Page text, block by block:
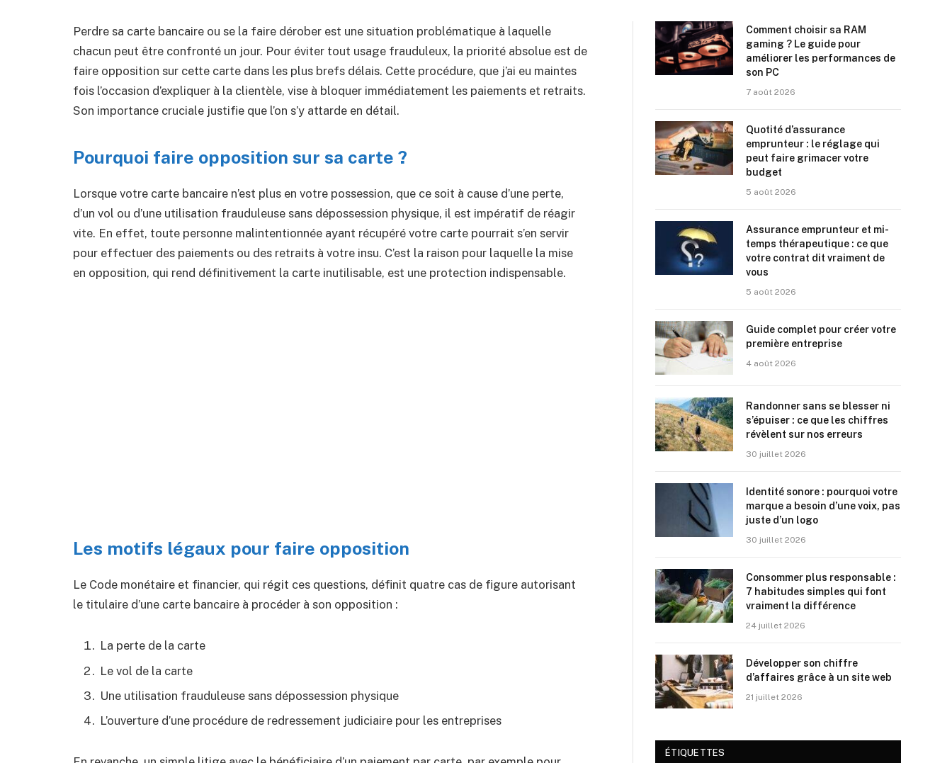
Perdre sa carte bancaire ou se la faire dérober est une situation problématique à laquelle
chacun peut être confronté un jour. Pour éviter tout usage frauduleux, la priorité absolue est de
faire opposition sur cette carte dans les plus brefs délais. Cette procédure, que j’ai eu maintes
fois l’occasion d’expliquer à la clientèle, vise à bloquer immédiatement les paiements et retraits.
Son importance cruciale justifie que l’on s’y attarde en détail.
Pourquoi faire opposition sur sa carte ?
Lorsque votre carte bancaire n’est plus en votre possession, que ce soit à cause d’une perte,
d’un vol ou d’une utilisation frauduleuse sans dépossession physique, il est impératif de réagir
vite. En effet, toute personne malintentionnée ayant récupéré votre carte pourrait s’en servir
pour effectuer des paiements ou des retraits à votre insu. C’est la raison pour laquelle la mise
en opposition, qui rend définitivement la carte inutilisable, est une protection indispensable.
Les motifs légaux pour faire opposition
Le Code monétaire et financier, qui régit ces questions, définit quatre cas de figure autorisant
le titulaire d’une carte bancaire à procéder à son opposition :
La perte de la carte
Le vol de la carte
Une utilisation frauduleuse sans dépossession physique
L’ouverture d’une procédure de redressement judiciaire pour les entreprises
Comment choisir sa RAM
gaming ? Le guide pour
améliorer les performances de
son PC
7 août 2026
Quotité d’assurance
emprunteur : le réglage qui
peut faire grimacer votre
budget
5 août 2026
Assurance emprunteur et mi-
temps thérapeutique : ce que
votre contrat dit vraiment de
vous
5 août 2026
Guide complet pour créer votre
première entreprise
4 août 2026
Randonner sans se blesser ni
s’épuiser : ce que les chiffres
révèlent sur nos erreurs
30 juillet 2026
Identité sonore : pourquoi votre
marque a besoin d’une voix, pas
juste d’un logo
30 juillet 2026
Consommer plus responsable :
7 habitudes simples qui font
vraiment la différence
24 juillet 2026
Développer son chiffre
d’affaires grâce à un site web
21 juillet 2026
ÉTIQUETTES